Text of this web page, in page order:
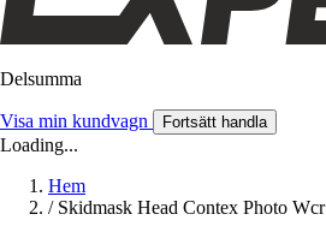
Delsumma
Visa min kundvagn Fortsätt handla
Loading...
Hem
/ Skidmask Head Contex Photo Wcr